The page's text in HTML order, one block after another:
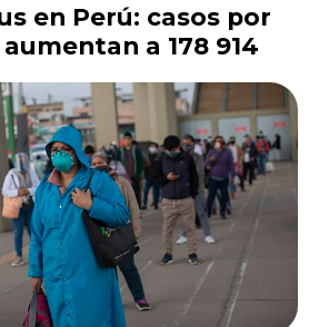
en Perú: casos por
aumentan a 178 914